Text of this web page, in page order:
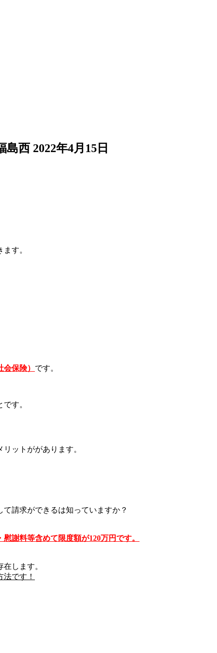
島西 2022年4月15日
す。
保険） です。
す。
ットががあります。
て請求ができるは知っていますか？
謝料等含めて限度額が120万円です。
します。
です！